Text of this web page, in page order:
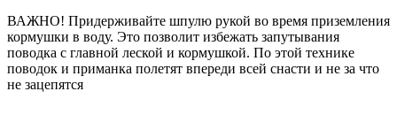
ВАЖНО! Придерживайте шпулю рукой во время приземления
кормушки в воду. Это позволит избежать запутывания
поводка с главной леской и кормушкой. По этой технике
поводок и приманка полетят впереди всей снасти и не за что
не зацепятся